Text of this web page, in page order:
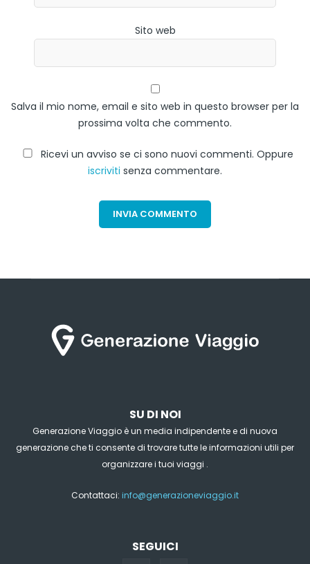
Sito web
Salva il mio nome, email e sito web in questo browser per la
prossima volta che commento.
Ricevi un avviso se ci sono nuovi commenti. Oppure
iscriviti senza commentare.
SU DI NOI
Generazione Viaggio è un media indipendente e di nuova
generazione che ti consente di trovare tutte le informazioni utili per
organizzare i tuoi viaggi .
Contattaci: info@generazioneviaggio.it
SEGUICI